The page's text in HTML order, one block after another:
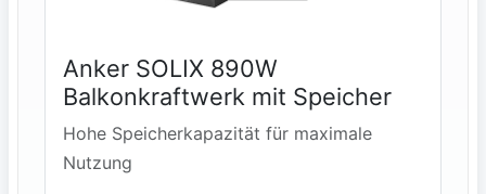
Anker SOLIX 890W
Balkonkraftwerk mit Speicher
Hohe Speicherkapazität für maximale
Nutzung